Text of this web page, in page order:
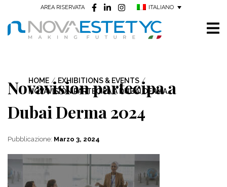
AREA RISERVATA ITALIANO
HOME / EXHIBITIONS & EVENTS /
NOVAVISION PARTECIPA A DUBAI DERMA...
Novavision partecipa a
Dubai Derma 2024
Pubblicazione: Marzo 3, 2024